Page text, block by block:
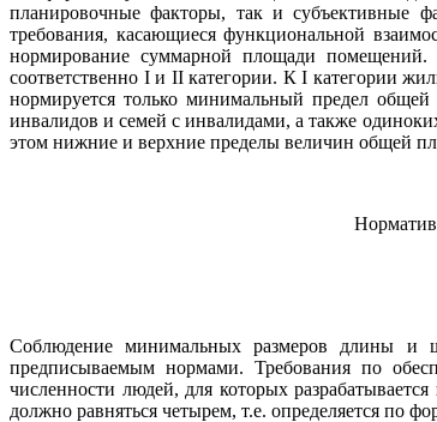
планировочные факторы, так и субъективные
требования, касающиеся функциональной
нормирование суммарной площади
соответственно I и II категории. К I категории
нормируется только минимальный предел
инвалидов и семей с инвалидами, а также
этом нижние и верхние пределы величин общей
Соблюдение минимальных размеров длины и
предписываемым нормами. Требования по
численности людей, для которых
должно равняться четырем, т.е. определяется по